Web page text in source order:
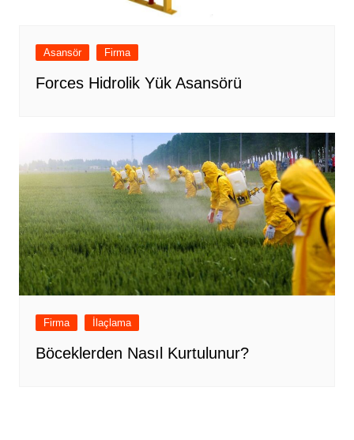
Asansör Firma
Forces Hidrolik Yük Asansörü
Firma İlaçlama
Böceklerden Nasıl Kurtulunur?